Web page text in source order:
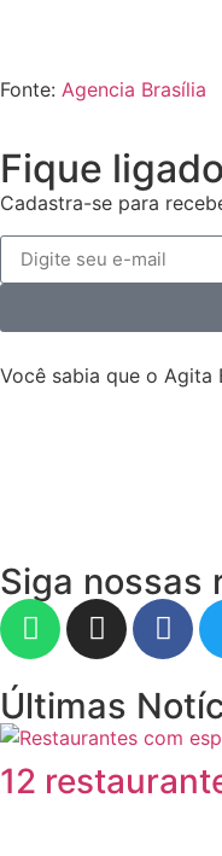
Fonte: Agencia Brasília
Fique
Cadastra-se para
Você sabia que o Agita
Siga nossas
Últimas
12